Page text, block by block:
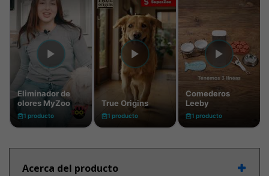
Acerca del producto